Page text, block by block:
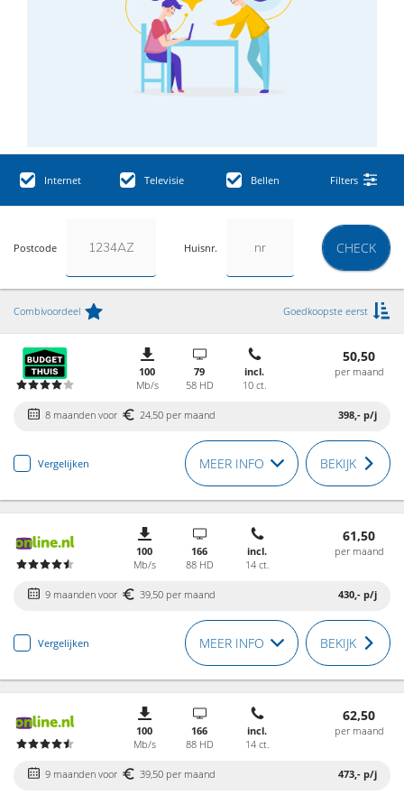
Internet Televisie Bellen Filters
Postcode Huisnr. CHECK
Combivoordeel Goedkoopste eerst
100
Mb/s
79
58 HD
incl.
10 ct.
50,50
per maand
8 maanden voor 24,50 per maand 398,- p/j
Vergelijken MEER INFO BEKIJK
100
Mb/s
166
88 HD
incl.
14 ct.
61,50
per maand
9 maanden voor 39,50 per maand 430,- p/j
Vergelijken MEER INFO BEKIJK
100
Mb/s
166
88 HD
incl.
14 ct.
62,50
per maand
9 maanden voor 39,50 per maand 473,- p/j